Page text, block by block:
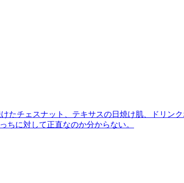
たチェスナット、テキサスの日焼け肌、ドリン
に対して正直なのか分からない。